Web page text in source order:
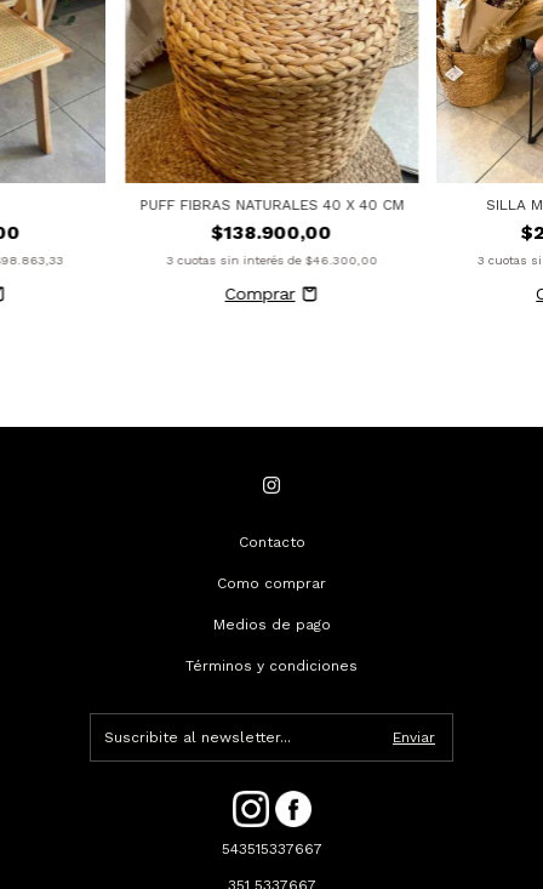
PUFF FIBRAS NATURALES 40 X 40 CM
$138.900,00
3 cuotas sin interés de $46.300,00
SILLA
3 cuotas
Contacto
Como comprar
Medios de pago
Términos y condiciones
543515337667
351 5337667